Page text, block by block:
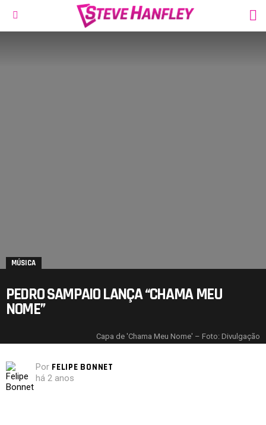
MÚSICA
PEDRO SAMPAIO LANÇA “CHAMA MEU
NOME”
Capa de 'Chama Meu Nome' – Foto: Divulgação
Por FELIPE BONNET
há 2 anos